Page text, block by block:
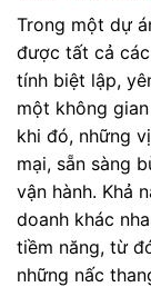
Trong một dự
được tất cả
tính biệt lập,
một không
khi đó, những
mại, sẵn sàng
vận hành. Khả
doanh khác
tiềm năng, từ
những nấc